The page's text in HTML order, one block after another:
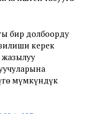
бир долбоорду
керек
жазылуу
мүмкүндүк